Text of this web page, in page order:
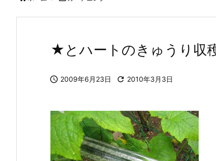
★とハートのきゅうり収
 2009年6月23日  2010年3月3日